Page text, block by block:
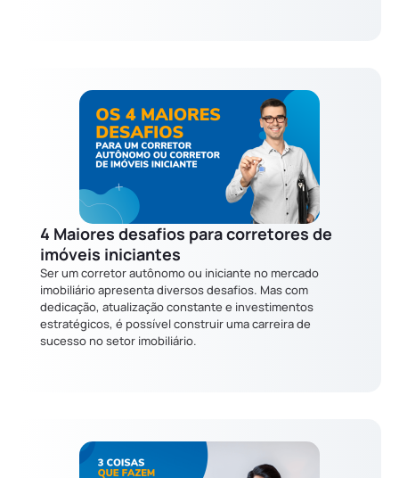
4 Maiores desafios para corretores de
imóveis iniciantes
Ser um corretor autônomo ou iniciante no mercado
imobiliário apresenta diversos desafios. Mas com
dedicação, atualização constante e investimentos
estratégicos, é possível construir uma carreira de
sucesso no setor imobiliário.